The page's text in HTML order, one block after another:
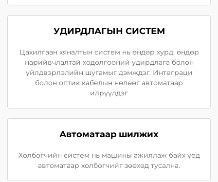
УДИРДЛАГЫН СИСТЕМ
Цахилгаан хяналтын систем нь өндөр хурд, өндөр
нарийвчлалтай хөдөлгөөний удирдлага болон
үйлдвэрлэлийн шугамыг дэмждэг. Интеграци
болон оптик кабелын нөлөөг автоматаар
илрүүлдэг
Автоматаар шилжих
Холбогчийн систем нь машины ажиллаж байх үед
автоматаар холбогчийг зөөхөд тусална.